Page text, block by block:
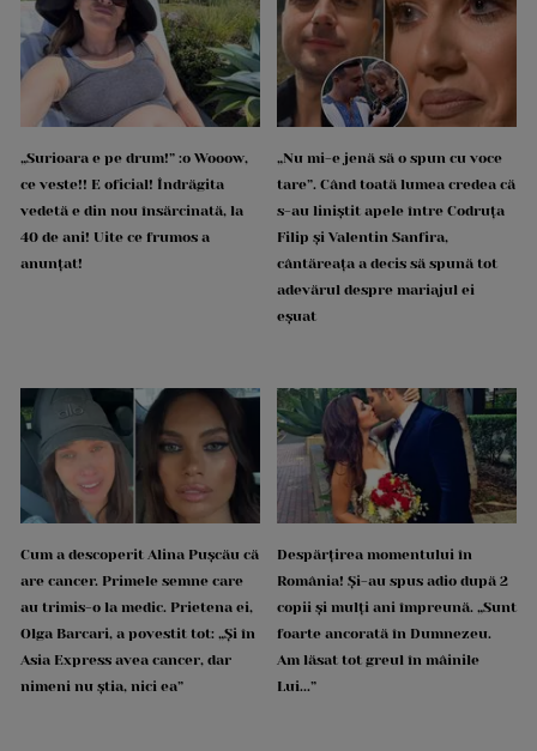
„Surioara e pe drum!” :o Wooow,
ce veste!! E oficial! Îndrăgita
vedetă e din nou însărcinată, la
40 de ani! Uite ce frumos a
anunțat!
„Nu mi-e jenă să o spun cu voce
tare”. Când toată lumea credea că
s-au liniștit apele între Codruța
Filip și Valentin Sanfira,
cântăreața a decis să spună tot
adevărul despre mariajul ei
eșuat
Cum a descoperit Alina Pușcău că
are cancer. Primele semne care
au trimis-o la medic. Prietena ei,
Olga Barcari, a povestit tot: „Și în
Asia Express avea cancer, dar
nimeni nu știa, nici ea”
Despărțirea momentului în
România! Și-au spus adio după 2
copii și mulți ani împreună. „Sunt
foarte ancorată în Dumnezeu.
Am lăsat tot greul în mâinile
Lui...”